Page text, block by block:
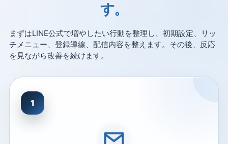
す。
まずはLINE公式で増やしたい行動を整理し、初期設定、リッ
チメニュー、登録導線、配信内容を整えます。その後、反応
を見ながら改善を続けます。
1